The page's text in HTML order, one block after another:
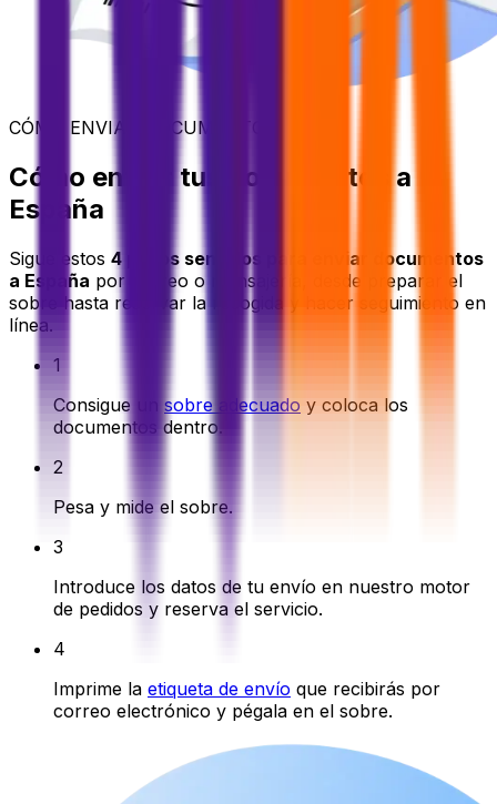
CÓMO ENVIAR DOCUMENTOS
Cómo enviar tus documentos a
España
Sigue estos 4 pasos sencillos para enviar documentos
a España por correo o mensajería, desde preparar el
sobre hasta reservar la recogida y hacer seguimiento en
línea.
1
Consigue un sobre adecuado y coloca los
documentos dentro.
2
Pesa y mide el sobre.
3
Introduce los datos de tu envío en nuestro motor
de pedidos y reserva el servicio.
4
Imprime la etiqueta de envío que recibirás por
correo electrónico y pégala en el sobre.